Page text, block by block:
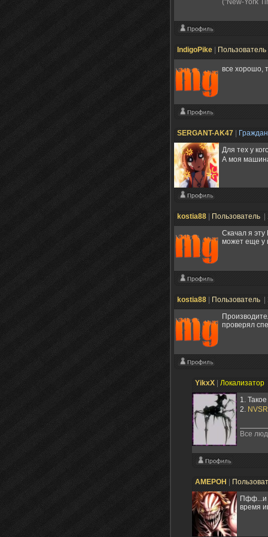
("New-York
IndigoPike Пользователь
все хорошо,
SERGANT-AK47
Для тех у
А моя
kostia88 Пользователь
Скачал я эту
может еще у
kostia88 Пользователь
проверял
YikxX Локализатор
1.
2. NVSR
Все
AMEPOH
Пфф...и
время